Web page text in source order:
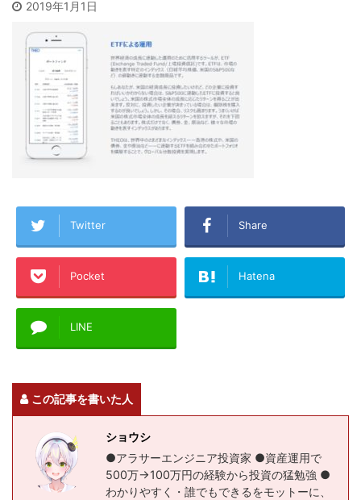
2019年1月1日
Twitter Share
Pocket Hatena
LINE
この記事を書いた人
ショウシ
●アラサーエンジニア投資家 ●資産運用で
500万→100万円の経験から投資の猛勉強 ●
わかりやすく・誰でもできるをモットーに、